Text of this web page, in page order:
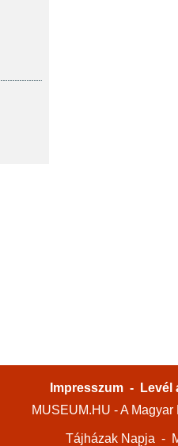
Impresszum -
Levél
MUSEUM.HU - A
Tájházak Napja -